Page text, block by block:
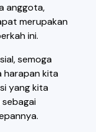
anggota,
merupakan
ini.
semoga
harapan kita
yang kita